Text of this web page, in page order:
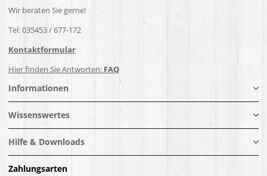
Wir beraten Sie gerne!
Tel: 035453 / 677-172
Kontaktformular
Hier finden Sie Antworten: FAQ
Informationen
Wissenswertes
Hilfe & Downloads
Zahlungsarten